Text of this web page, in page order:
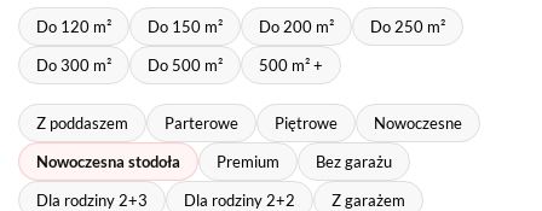
Do 120 m² Do 150 m² Do 200 m²
Do 250 m²
Do 300 m²
Do 500 m² 500 m² +
Z poddaszem Parterowe Piętrowe
Nowoczesne
Nowoczesna stodoła
Premium
Bez garażu
Dla rodziny 2+3
Dla rodziny 2+2
Z garażem